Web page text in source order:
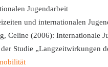
Jugendarbeit
und internationalen
Celine (2006): Internationale
Studie „Langzeitwirkungen